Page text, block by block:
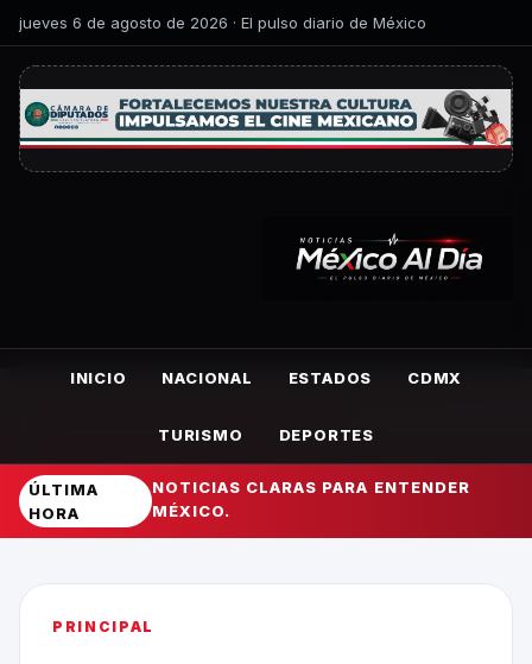
jueves 6 de agosto de 2026 · El pulso diario de México
INICIO NACIONAL ESTADOS CDMX
TURISMO DEPORTES
ÚLTIMA
HORA
NOTICIAS CLARAS PARA ENTENDER
MÉXICO.
PRINCIPAL